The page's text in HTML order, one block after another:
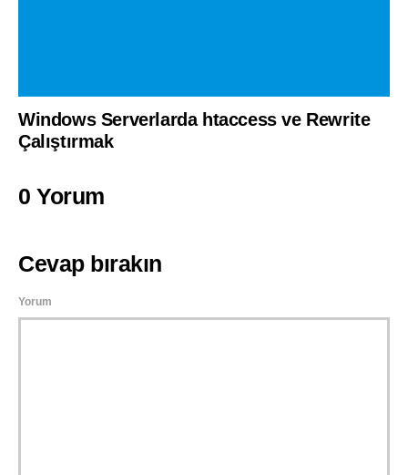
Windows Serverlarda htaccess ve Rewrite
Çalıştırmak
0 Yorum
Cevap bırakın
Yorum